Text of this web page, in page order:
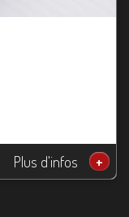
Plus d'infos +